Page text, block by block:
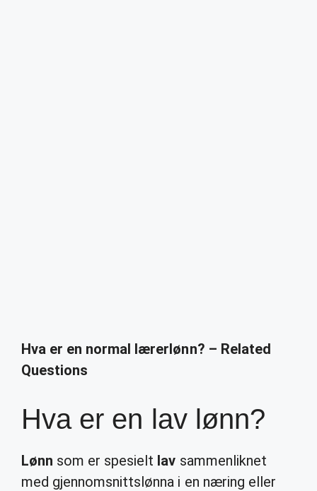
Hva er en normal lærerlønn? – Related
Questions
Hva er en lav lønn?
Lønn som er spesielt lav sammenliknet
med gjennomsnittslønna i en næring eller